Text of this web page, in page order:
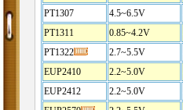
PT1307
4.5~6.5V
PT1311
0.85~4.2V
PT1322
2.7~5.5V
EUP2410
2.2~5.0V
EUP2412
2.2~5.0V